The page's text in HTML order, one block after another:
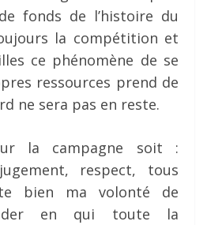
fonds de l’histoire du
la compétition et
ce phénomène de se
ressources prend de
ne sera pas en reste.
la campagne soit :
respect, tous
bien ma volonté de
en qui toute la